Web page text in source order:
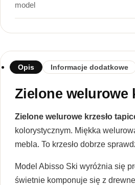
model
Opis Informacje dodatkowe
Zielone welurowe
Zielone welurowe krzesło
kolorystycznym. Miękka
mebla. To krzesło dobrze
Model Abisso Ski wyróżnia się
świetnie komponuje się z